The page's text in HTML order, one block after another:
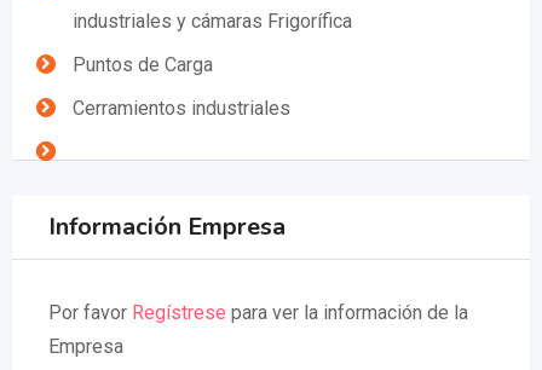
industriales y cámaras Frigorífica
Puntos de Carga
Cerramientos industriales
Información Empresa
Por favor Regístrese para ver la información de la
Empresa